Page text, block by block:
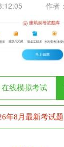
作者
在线模拟考试
年8月最新考试